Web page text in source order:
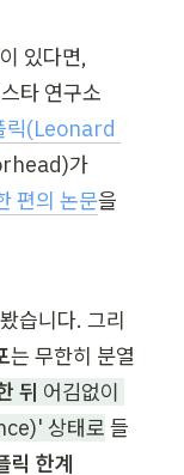
타 연구소
릭(Leonard
편의 논문을
습니다. 그리
는 무한히 분열
뒤 어김없이
상태로 들
릭 한계